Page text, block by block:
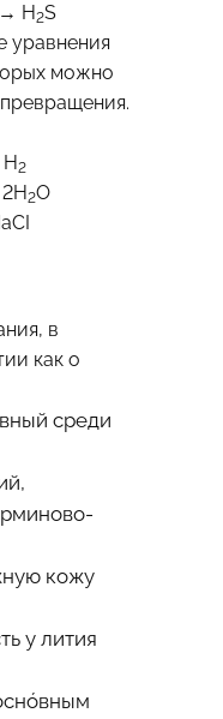
H2S
уравнения
можно
2
2O
в
как о
среди
кожу
у лития